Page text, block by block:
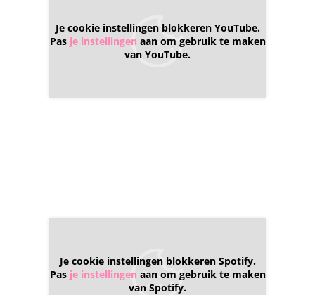
Je cookie instellingen blokkeren YouTube.
Pas je instellingen aan om gebruik te maken
van YouTube.
Je cookie instellingen blokkeren Spotify.
Pas je instellingen aan om gebruik te maken
van Spotify.